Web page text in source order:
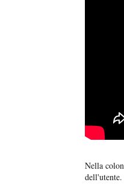
Nella
dell'utente.